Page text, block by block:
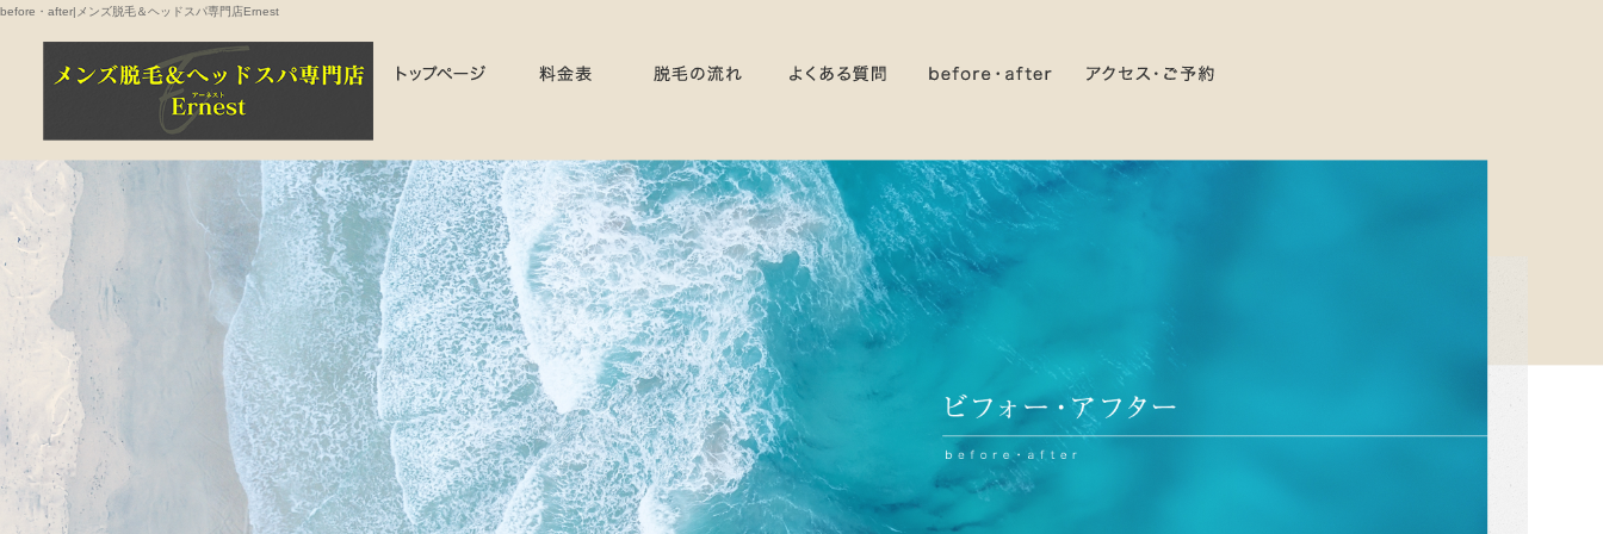
before・after|メンズ脱毛＆ヘッドスパ専門店Ernest